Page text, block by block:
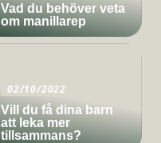
Vad du behöver veta
om manillarep
02/10/2022
Vill du få dina barn
att leka mer
tillsammans?